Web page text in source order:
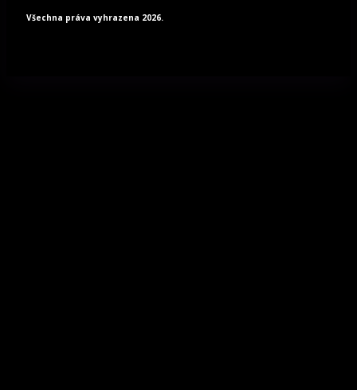
Všechna práva vyhrazena 2026.